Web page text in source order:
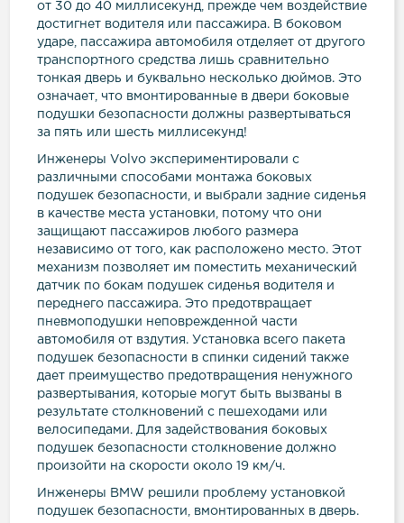
от 30 до 40 миллисекунд, прежде чем воздействие
достигнет водителя или пассажира. В боковом
ударе, пассажира автомобиля отделяет от другого
транспортного средства лишь сравнительно
тонкая дверь и буквально несколько дюймов. Это
означает, что вмонтированные в двери боковые
подушки безопасности должны развертываться
за пять или шесть миллисекунд!
Инженеры Volvo экспериментировали с
различными способами монтажа боковых
подушек безопасности, и выбрали задние сиденья
в качестве места установки, потому что они
защищают пассажиров любого размера
независимо от того, как расположено место. Этот
механизм позволяет им поместить механический
датчик по бокам подушек сиденья водителя и
переднего пассажира. Это предотвращает
пневмоподушки неповрежденной части
автомобиля от вздутия. Установка всего пакета
подушек безопасности в спинки сидений также
дает преимущество предотвращения ненужного
развертывания, которые могут быть вызваны в
результате столкновений с пешеходами или
велосипедами. Для задействования боковых
подушек безопасности столкновение должно
произойти на скорости около 19 км/ч.
Инженеры BMW решили проблему установкой
подушек безопасности, вмонтированных в дверь.